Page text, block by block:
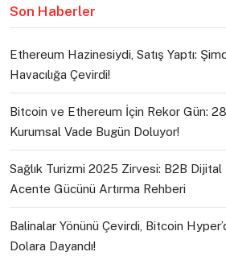
Son Haberler
Ethereum Hazinesiydi, Satış Yaptı:
Havacılığa Çevirdi!
Bitcoin ve Ethereum İçin Rekor Gün:
Kurumsal Vade Bugün Doluyor!
Sağlık Turizmi 2025 Zirvesi: B2B
Acente Gücünü Artırma Rehberi
Balinalar Yönünü Çevirdi, Bitcoin
Dolara Dayandı!